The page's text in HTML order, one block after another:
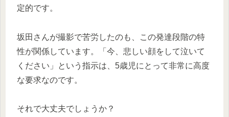
定的です。
坂田さんが撮影で苦労したのも、この発達段階の特
性が関係しています。「今、悲しい顔をして泣いて
ください」という指示は、5歳児にとって非常に高度
な要求なのです。
それで大丈夫でしょうか？